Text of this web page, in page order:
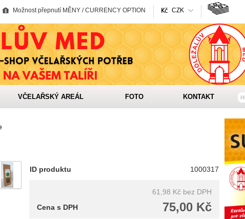
Možnost přepnutí MĚNY / CURRENCY OPTION CZK
VČELAŘSKÝ AREÁL FOTO KONTAKT
ID produktu 1000317
61,98 Kč bez DPH
75,00 Kč
Cena s DPH